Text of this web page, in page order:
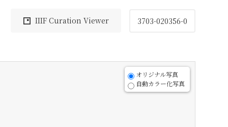
IIIF Curation Viewer 3703-020356-0
オリジナル写真
自動カラー化写真